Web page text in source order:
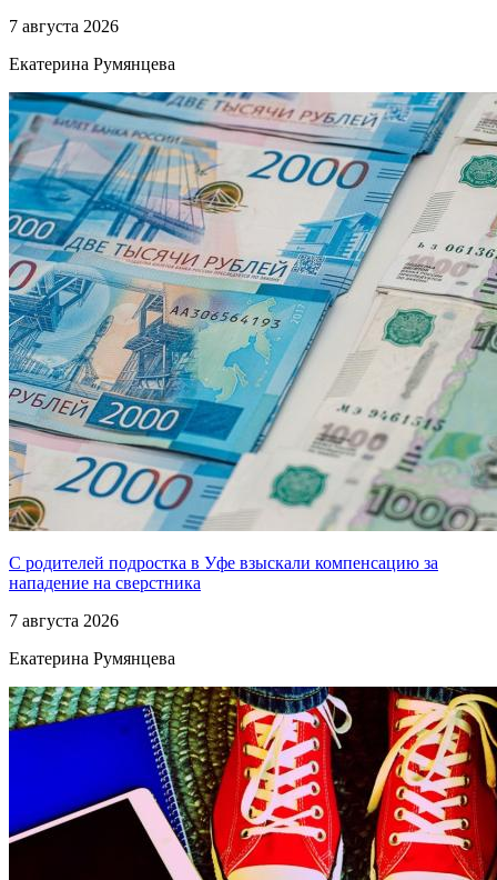
7 августа 2026
Екатерина Румянцева
С родителей подростка в Уфе взыскали компенсацию за
нападение на сверстника
7 августа 2026
Екатерина Румянцева